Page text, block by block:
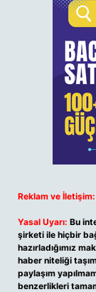
Reklam ve İletişim:
Yasal Uyarı: Bu
şirketi ile hiçbir
hazırladığımız
haber niteliği
paylaşım
benzerlikleri